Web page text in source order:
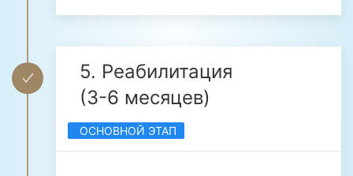
5. Реабилитация
(3-6 месяцев)
ОСНОВНОЙ ЭТАП